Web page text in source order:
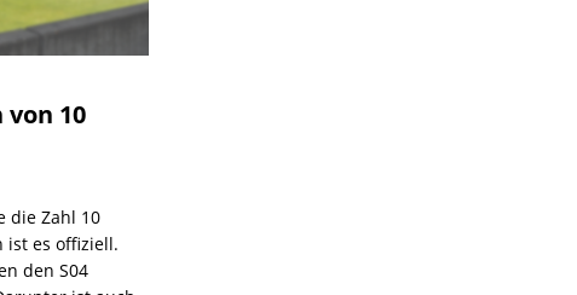
10
die Zahl 10
ist es offiziell.
den S04